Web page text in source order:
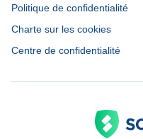
Politique de confidentialité
Charte sur les cookies
Centre de confidentialité